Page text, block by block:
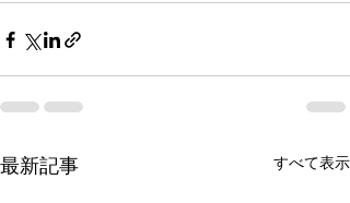
最新記事 すべて表示